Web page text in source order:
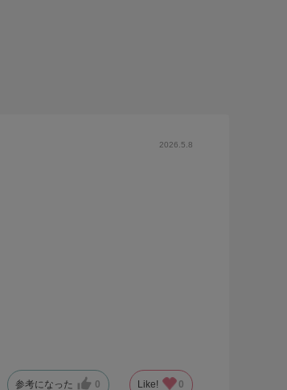
2026.5.8
参考になった 0 Like! 0